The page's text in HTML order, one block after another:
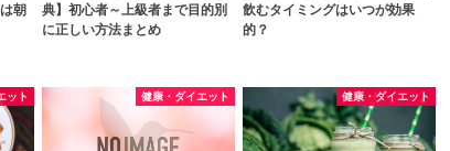
朝
典】初心者～上級者まで目的別
に正しい方法まとめ
飲むタイミングはいつが効果
的？
ット 健康・ダイエット 健康・ダイエット